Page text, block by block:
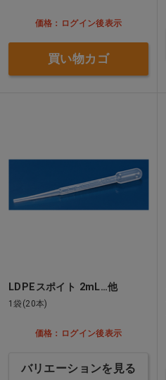
価格：ログイン後表示
買い物カゴ
LDPEスポイト 2mL…他
1袋(20本)
価格：ログイン後表示
バリエーションを見る